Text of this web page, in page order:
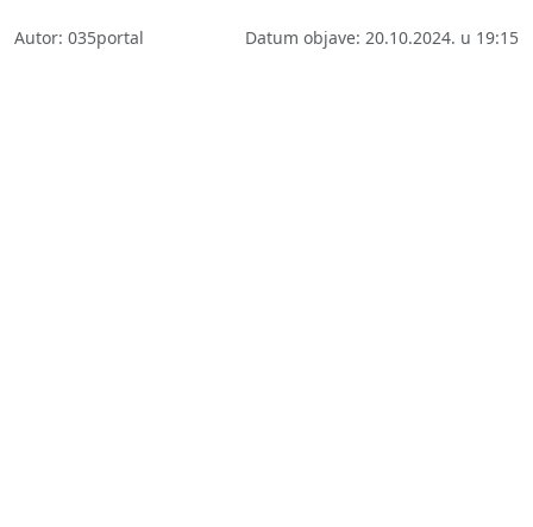
Autor: 035portal Datum objave: 20.10.2024. u 19:15